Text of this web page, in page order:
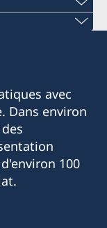
avec
Dans environ
100